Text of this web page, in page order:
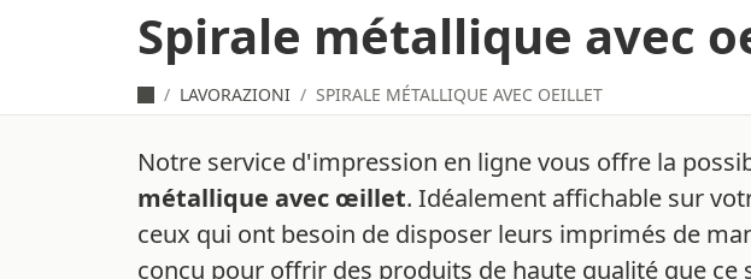
Spirale métallique avec
LAVORAZIONI SPIRALE MÉTALLIQUE AVEC OEILLET
Notre service d'impression en ligne vous offre la
métallique avec œillet. Idéalement affichable sur
ceux qui ont besoin de disposer leurs imprimés de
conçu pour offrir des produits de haute qualité que